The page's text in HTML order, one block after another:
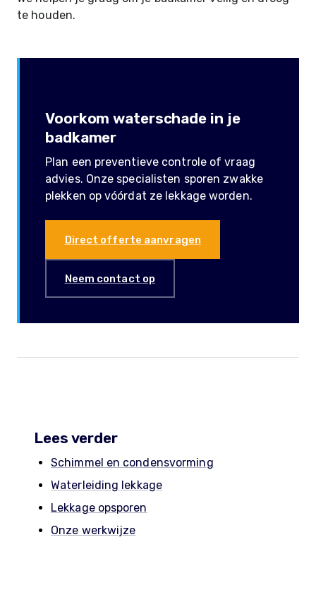
te houden.
Voorkom waterschade in je
badkamer
Plan een preventieve controle of vraag
advies. Onze specialisten sporen zwakke
plekken op vóórdat ze lekkage worden.
Direct offerte aanvragen
Neem contact op
Lees verder
Schimmel en condensvorming
Waterleiding lekkage
Lekkage opsporen
Onze werkwijze